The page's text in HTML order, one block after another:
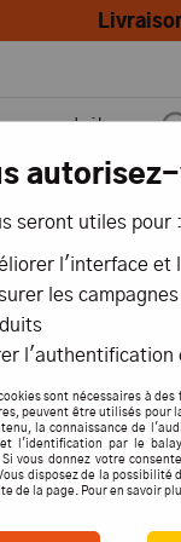
SIL. 20AWG 196 BRINS
seront utiles pour :
l'interface et
les
l'authentification
sont nécessaires à
peuvent être utilisés pour
la connaissance de
l'identification par le
vous donnez votre
disposez de la
de la page. Pour en savoir